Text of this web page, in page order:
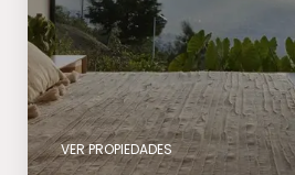
VER PROPIEDADES